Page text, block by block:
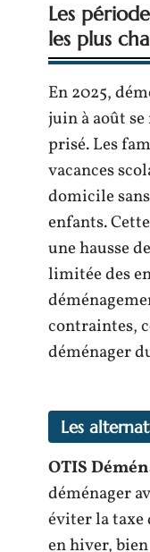
Les
les plus
En 2025,
juin à août
prisé. Les
vacances
domicile
enfants.
une hausse
limitée des
contraintes,
déménager
Les
OTIS
déménager
éviter la taxe
en hiver,